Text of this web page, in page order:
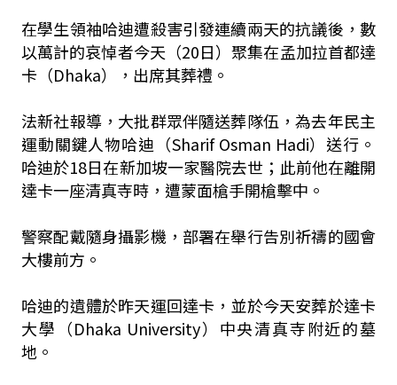
在學生領袖哈迪遭殺害引發連續兩天的抗議後，數
以萬計的哀悼者今天（20日）聚集在孟加拉首都達
卡（Dhaka），出席其葬禮。
法新社報導，大批群眾伴隨送葬隊伍，為去年民主
運動關鍵人物哈迪（Sharif Osman Hadi）送行。
哈迪於18日在新加坡一家醫院去世；此前他在離開
達卡一座清真寺時，遭蒙面槍手開槍擊中。
警察配戴隨身攝影機，部署在舉行告別祈禱的國會
大樓前方。
哈迪的遺體於昨天運回達卡，並於今天安葬於達卡
大學（Dhaka University）中央清真寺附近的墓
地。